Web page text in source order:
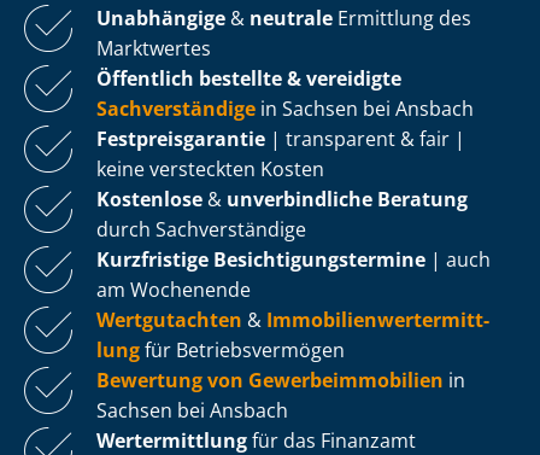
Unabhängige & neutrale Ermittlung des
Marktwertes
Öffentlich bestellte & vereidigte
Sachverständige in Sachsen bei Ansbach
Fest­preis­ga­ran­tie | transparent & fair |
keine versteckten Kosten
Kostenlose & unverbindliche Beratung
durch Sachverständige
Kurzfristige Be­sich­ti­gungs­ter­mi­ne | auch
am Wochenende
Wertgutachten & Im­mo­bi­li­en­wert­ermitt­
lungfür Be­triebs­ver­mö­gen
Bewertung von Ge­wer­be­im­mo­bi­li­en in
Sachsen bei Ansbach
Wertermittlungfür das Finanzamt